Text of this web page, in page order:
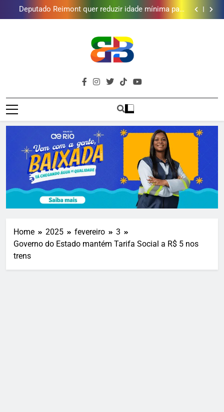
mulheres receberem o BPC
Onda Verde realiza oficina de fotografia e
conservação ambiental em Xerém
Nilópolis na Campanha Nacional de Multivacinação
de teatro, canto e balé em Japeri
Deputado Reimont quer reduzir idade mínima para
mulheres receberem o BPC
Onda Verde realiza oficina de fotografia e
conservação ambiental em Xerém
Nilópolis na Campanha Nacional de Multivacinação
Grupo Código abre 100 vagas gratuitas para oficinas
Brava
Baixada
Baixada Fluminense Em Destaque!
Home 2025 fevereiro
3
Governo do Estado mantém Tarifa Social a R$ 5 nos
trens